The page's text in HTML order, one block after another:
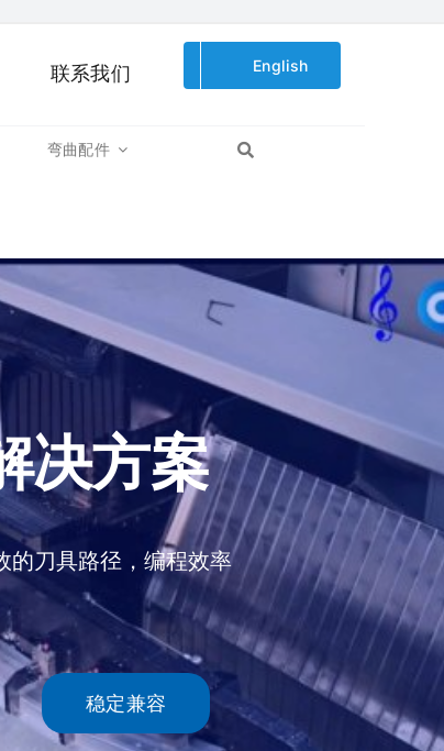
联系我们 English
弯曲配件
决方案
的刀具路径，编程效率
稳定兼容